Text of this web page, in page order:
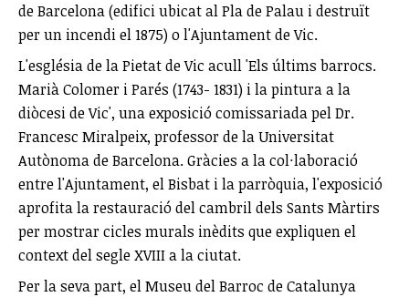
de Barcelona (edifici ubicat al Pla de Palau i destruït
per un incendi el 1875) o l'Ajuntament de Vic.
L'església de la Pietat de Vic acull 'Els últims barrocs.
Marià Colomer i Parés (1743- 1831) i la pintura a la
diòcesi de Vic', una exposició comissariada pel Dr.
Francesc Miralpeix, professor de la Universitat
Autònoma de Barcelona. Gràcies a la col·laboració
entre l'Ajuntament, el Bisbat i la parròquia, l'exposició
aprofita la restauració del cambril dels Sants Màrtirs
per mostrar cicles murals inèdits que expliquen el
context del segle XVIII a la ciutat.
Per la seva part, el Museu del Barroc de Catalunya